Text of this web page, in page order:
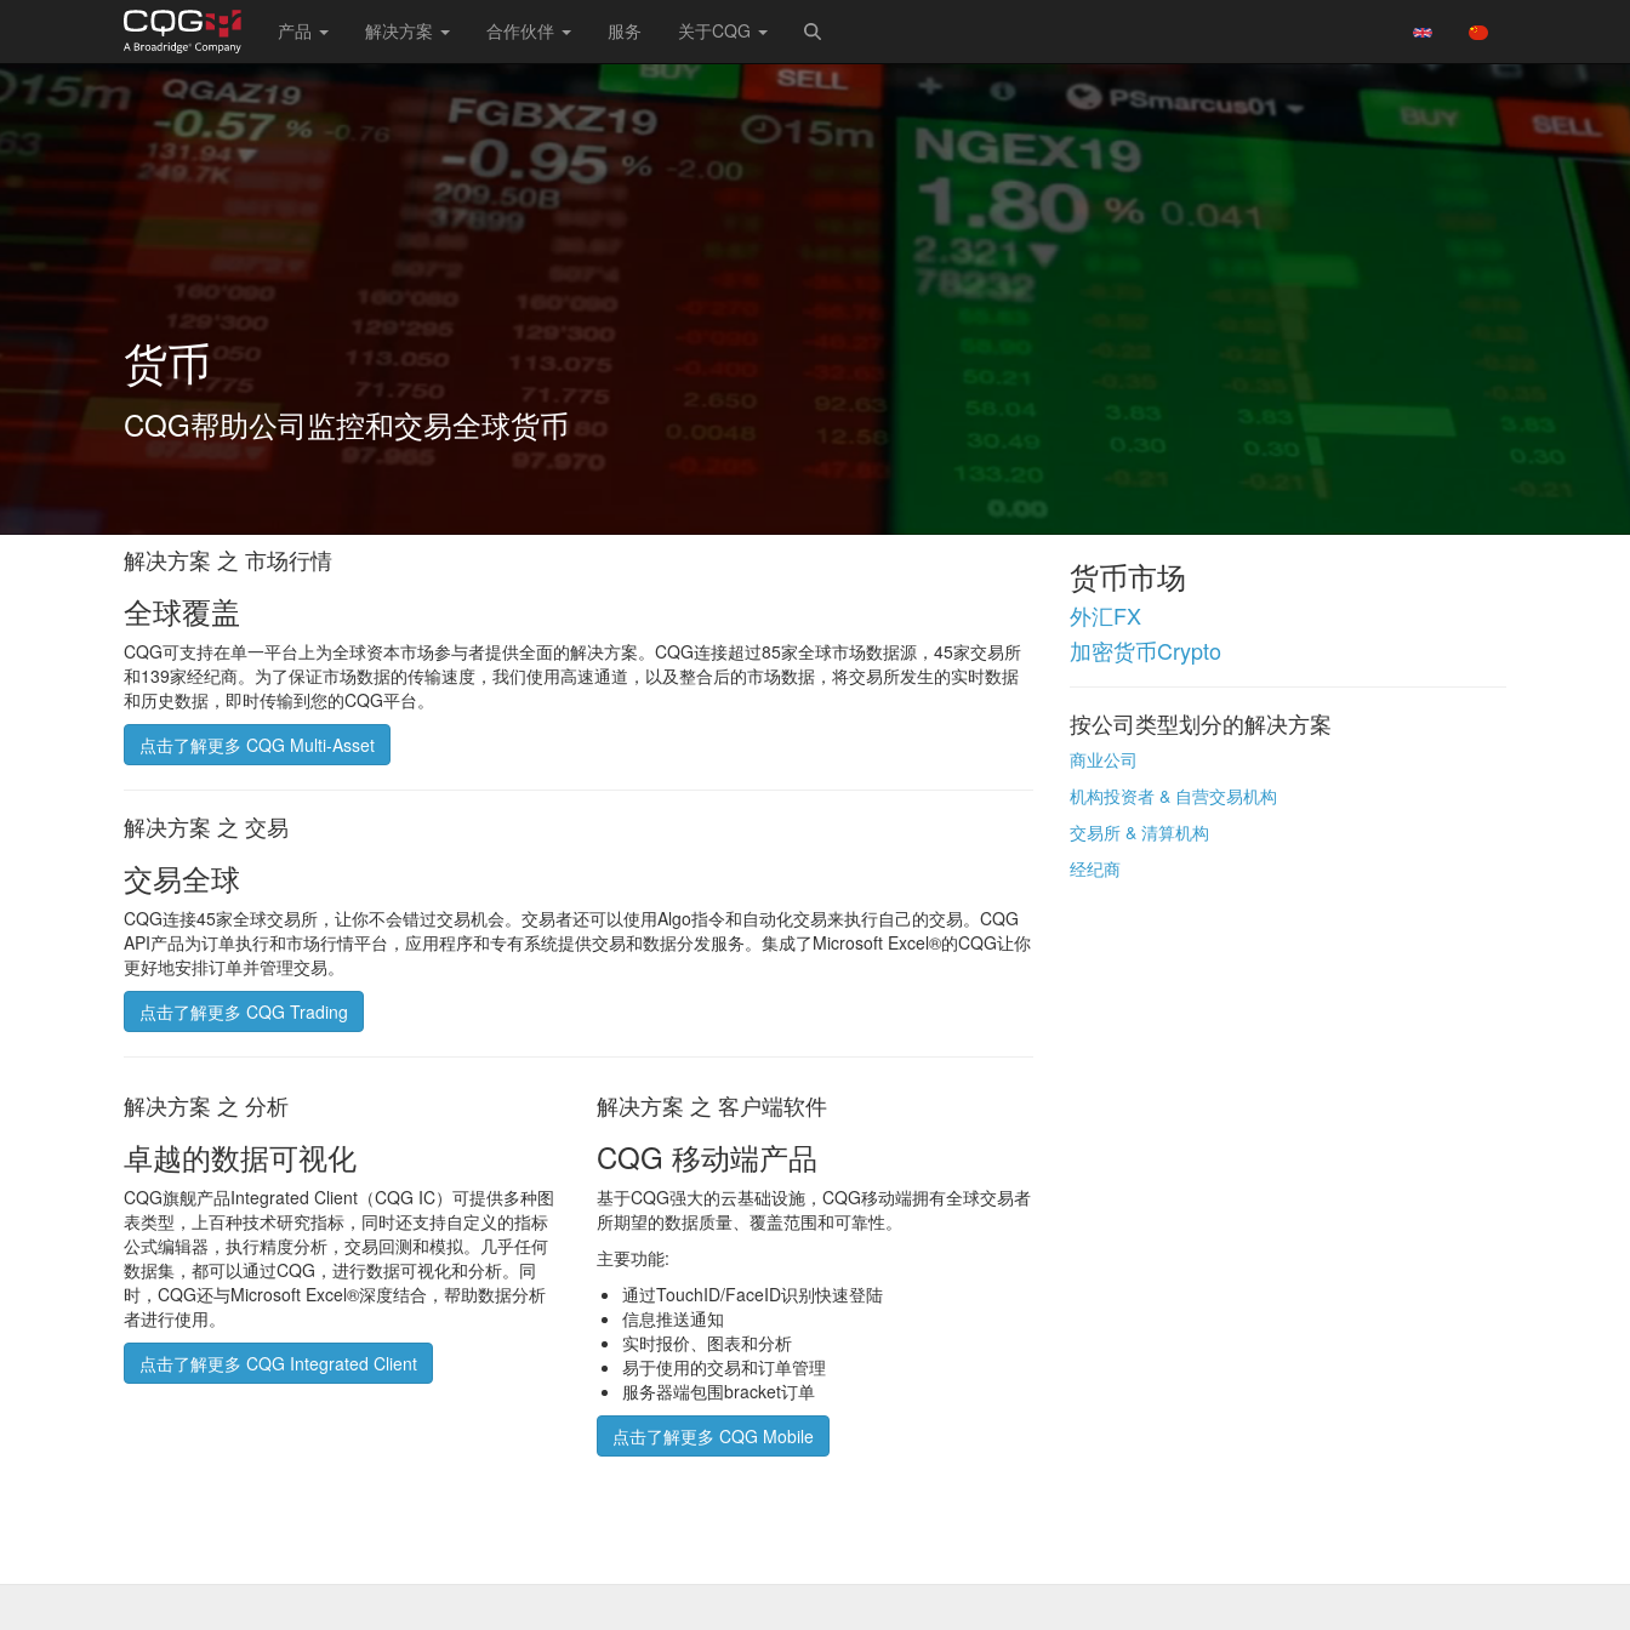
跳
转
主
Main
navigation
产品 解决方案 合作伙伴 服务 关于CQG
货币
CQG帮助公司监控和交易全球货币
解决方案 之 市场行情
全球覆盖
CQG可支持在单一平台上为全球资本市场参与者提供全面的解决方案。CQG连接超过85家全球市场数据源，45家交易所
和139家经纪商。为了保证市场数据的传输速度，我们使用高速通道，以及整合后的市场数据，将交易所发生的实时数据
和历史数据，即时传输到您的CQG平台。
点击了解更多 CQG Multi-Asset
解决方案 之 交易
交易全球
CQG连接45家全球交易所，让你不会错过交易机会。交易者还可以使用Algo指令和自动化交易来执行自己的交易。CQG
API产品为订单执行和市场行情平台，应用程序和专有系统提供交易和数据分发服务。集成了Microsoft Excel®的CQG让你
更好地安排订单并管理交易。
点击了解更多 CQG Trading
解决方案 之 分析
卓越的数据可视化
CQG旗舰产品Integrated Client（CQG IC）可提供多种图
表类型，上百种技术研究指标，同时还支持自定义的指标
公式编辑器，执行精度分析，交易回测和模拟。几乎任何
数据集，都可以通过CQG，进行数据可视化和分析。同
时，CQG还与Microsoft Excel®深度结合，帮助数据分析
者进行使用。
点击了解更多 CQG Integrated Client
解决方案 之 客户端软件
CQG 移动端产品
基于CQG强大的云基础设施，CQG移动端拥有全球交易者
所期望的数据质量、覆盖范围和可靠性。
主要功能:
通过TouchID/FaceID识别快速登陆
信息推送通知
实时报价、图表和分析
易于使用的交易和订单管理
服务器端包围bracket订单
点击了解更多 CQG Mobile
货币市场
外汇FX
加密货币Crypto
按公司类型划分的解决方案
商业公司
机构投资者 & 自营交易机构
交易所 & 清算机构
经纪商